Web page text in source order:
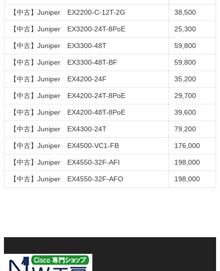
【中古】Juniper EX2200-C-12T-2G 38,500
【中古】Juniper EX3200-24T-8PoE 25,300
【中古】Juniper EX3300-48T 59,800
【中古】Juniper EX3300-48T-BF 59,800
【中古】Juniper EX4200-24F 35,200
【中古】Juniper EX4200-24T-8PoE 29,700
【中古】Juniper EX4200-48T-8PoE 39,600
【中古】Juniper EX4300-24T 79,200
【中古】Juniper EX4500-VC1-FB 176,000
【中古】Juniper EX4550-32F-AFI 198,000
【中古】Juniper EX4550-32F-AFO 198,000